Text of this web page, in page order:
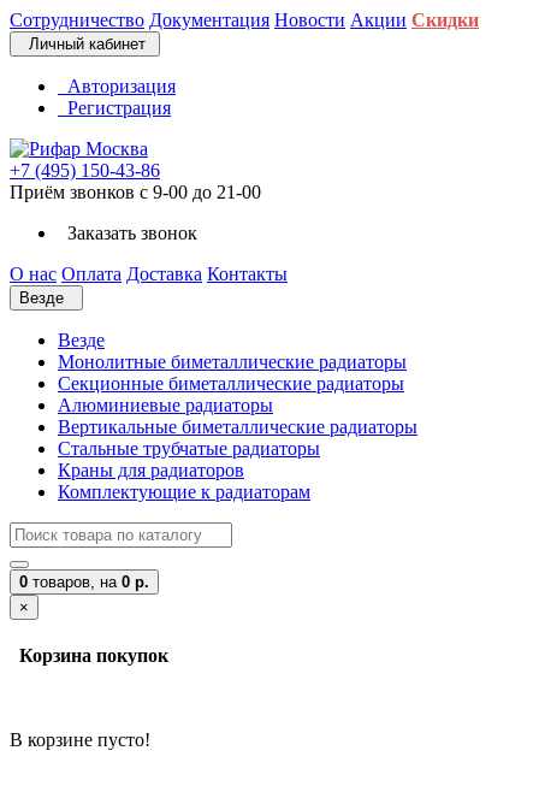
Сотрудничество Документация Новости Акции Скидки
Личный кабинет
Авторизация
Регистрация
+7 (495) 150-43-86
Приём звонков с 9-00 до 21-00
Заказать звонок
О нас Оплата Доставка Контакты
Везде
Везде
Монолитные биметаллические радиаторы
Секционные биметаллические радиаторы
Алюминиевые радиаторы
Вертикальные биметаллические радиаторы
Стальные трубчатые радиаторы
Краны для радиаторов
Комплектующие к радиаторам
0 товаров, на 0 р.
×
Корзина покупок
В корзине пусто!